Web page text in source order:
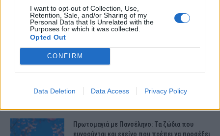
I want to opt-out of Collection, Use,
Retention, Sale, and/or Sharing of my
Personal Data that Is Unrelated with the
Purposes for which it was collected.
Opted Out
CONFIRM
Data Deletion Data Access Privacy Policy
Νέες αποκαλύψεις για τον θάνατο του
13χρονου στην Ηλεία – Ο πατέρας του είχε
Δραματικές στιγμές στην οικογένειά της
Πρωτομαγιά με Πανσέληνο: Τα ζώδια που
ευνοούνται και εκείνο που πρέπει να προσέξει